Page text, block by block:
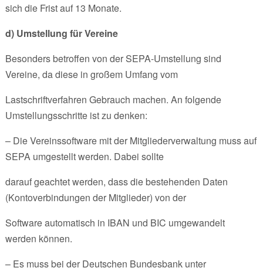
sich die Frist auf 13 Monate.
d) Umstellung für Vereine
Besonders betroffen von der SEPA-Umstellung sind
Vereine, da diese in großem Umfang vom
Lastschriftverfahren Gebrauch machen. An folgende
Umstellungsschritte ist zu denken:
– Die Vereinssoftware mit der Mitgliederverwaltung muss auf
SEPA umgestellt werden. Dabei sollte
darauf geachtet werden, dass die bestehenden Daten
(Kontoverbindungen der Mitglieder) von der
Software automatisch in IBAN und BIC umgewandelt
werden können.
– Es muss bei der Deutschen Bundesbank unter